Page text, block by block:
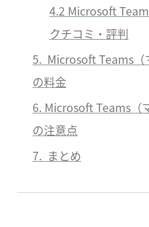
4.2 Microsoft
クチコミ・評判
5.  Microsoft Teams（
の料金
6. Microsoft Teams（
の注意点
7.  まとめ